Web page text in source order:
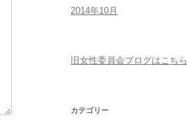
2014年10月
旧女性委員会ブログはこちら
カテゴリー